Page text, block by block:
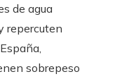
de agua
repercuten
sobrepeso